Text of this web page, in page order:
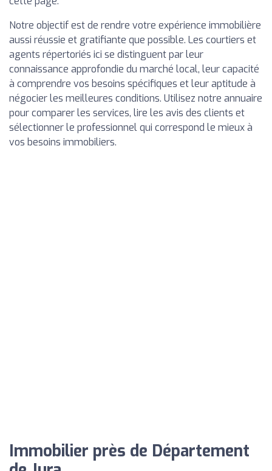
Notre objectif est de rendre votre expérience immobilière
aussi réussie et gratifiante que possible. Les courtiers et
agents répertoriés ici se distinguent par leur
connaissance approfondie du marché local, leur capacité
à comprendre vos besoins spécifiques et leur aptitude à
négocier les meilleures conditions. Utilisez notre annuaire
pour comparer les services, lire les avis des clients et
sélectionner le professionnel qui correspond le mieux à
vos besoins immobiliers.
Immobilier près de Département